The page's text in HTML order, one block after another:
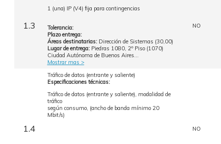
1.3
1 (una) IP (V4) fija para contingencias
Tolerancia:
Plazo entrega:
Áreas destinatarias: Dirección de Sistemas (30,00)
Lugar de entrega: Piedras 1080, 2º Piso (1070)
Ciudad Autónoma de Buenos Aires...
Mostrar mas >
NO
1.4
Tráfico de datos (entrante y saliente)
Especificaciones técnicas:
Tráfico de datos (entrante y saliente), modalidad de
tráfico
según consumo, (ancho de banda mínimo 20
Mbit/s)
NO